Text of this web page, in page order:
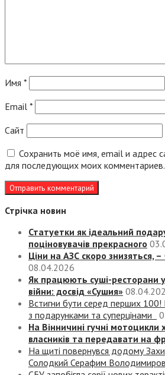
Имя *
Email *
Сайт
Сохранить моё имя, email и адрес
для последующих моих комментариев.
Стрічка новин
Статуетки як ідеальний
поціновувачів прекрасного
Ціни на АЗС скоро знизяться, –
08.04.2026
Як працюють суші-ресторани
війни: досвід «Сушия»
Встигни бути серед перших 100!
з подарунками та суперцінами
На Вінничині гучні мотоцикли
власників та передавати на
На щиті повернувся додому
Солодкий Серафим